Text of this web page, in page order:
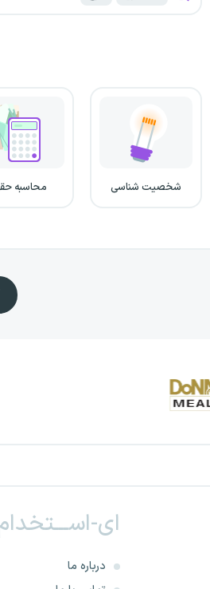
شخصیت شناسی محاسبه
ای-
درباره ما